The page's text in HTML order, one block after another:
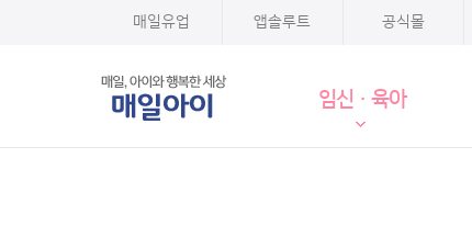
매일유업 앱솔루트 공식몰
임신·육아